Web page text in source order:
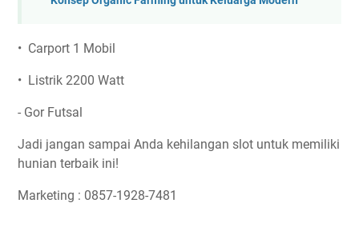
• Carport 1 Mobil
• Listrik 2200 Watt
- Gor Futsal
Jadi jangan sampai Anda kehilangan slot untuk memiliki
hunian terbaik ini!
Marketing : 0857-1928-7481